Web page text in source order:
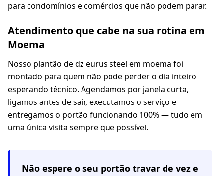
para condomínios e comércios que não podem parar.
Atendimento que cabe na sua rotina em
Moema
Nosso plantão de dz eurus steel em moema foi
montado para quem não pode perder o dia inteiro
esperando técnico. Agendamos por janela curta,
ligamos antes de sair, executamos o serviço e
entregamos o portão funcionando 100% — tudo em
uma única visita sempre que possível.
Não espere o seu portão travar de vez e